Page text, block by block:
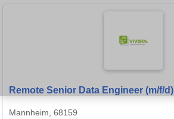
Remote Senior Data Engineer (m/f/d)
Mannheim, 68159